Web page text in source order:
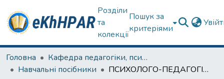
Розділи
та
колекції
Пошук за
критеріями
Головна
Кафедра педагогіки, психології, початкової освіти та освітнього менеджменту
Навчальні посібники
ПСИХОЛОГО-ПЕДАГОГІЧНА ДІАГНОСТИКА ЯКОСТІ ОСВІТИ У ПЕДАГОГІЧНОМУ ВНЗ Частина 3. Діагностика інтелектуальних і мовленнєвих порушень